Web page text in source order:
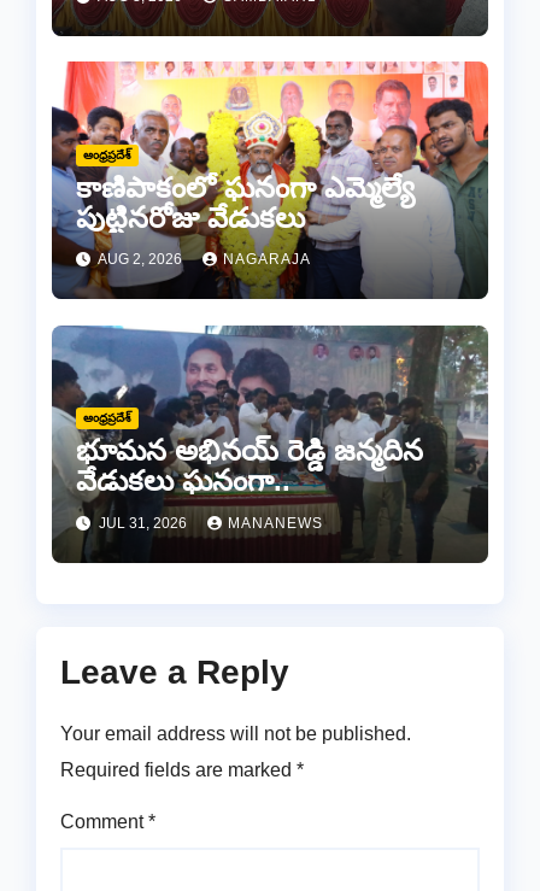
ప్రధానోత్సవం వేడుకలు
ఆంధ్రప్రదేశ్
కాణిపాకంలో ఘనంగా ఎమ్మెల్యే
పుట్టినరోజు వేడుకలు
AUG 2, 2026 NAGARAJA
ఆంధ్రప్రదేశ్
భూమన అభినయ్ రెడ్డి జన్మదిన
వేడుకలు ఘనంగా..
JUL 31, 2026 MANANEWS
Leave a Reply
Your email address will not be published.
Required fields are marked *
Comment*